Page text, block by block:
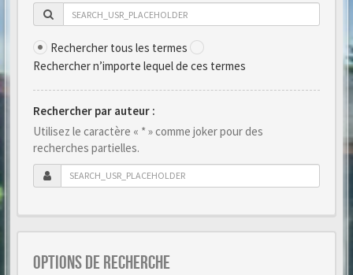
Rechercher tous les termes
Rechercher n’importe lequel de ces termes
Rechercher par auteur :
Utilisez le caractère « * » comme joker pour des
recherches partielles.
OPTIONS DE RECHERCHE